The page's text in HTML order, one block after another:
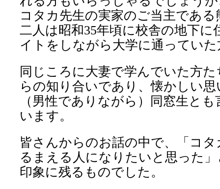
コタカ先生の実家のご当主であ
二人は昭和35年頃に校舎の地下に
イトをしながら大学に通ってい
同じころに大妻で学んでいた方
らの知り合いであり、懐かしい
（男性でありながら）同窓生と
います。
皆さんからのお話の中で、「コ
るまえる人になりたいと思った
印象に残るものでした。